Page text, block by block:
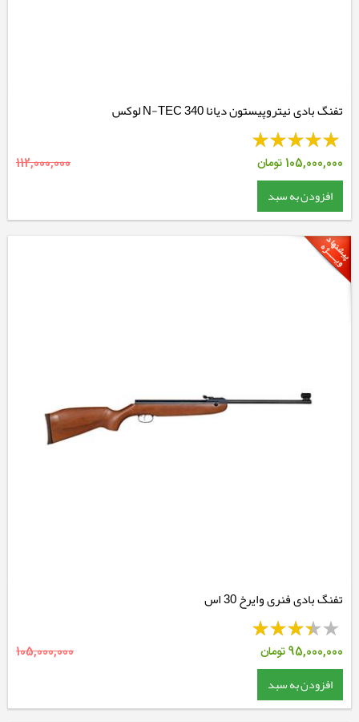
تفنگ بادی نیتروپیستون دیانا 340 N-TEC لوکس
105,000,000 تومان 112,000,000
افزودن به سبد
تفنگ بادی فنری وایرخ 30 اس
95,000,000تومان 105,000,000
افزودن به سبد